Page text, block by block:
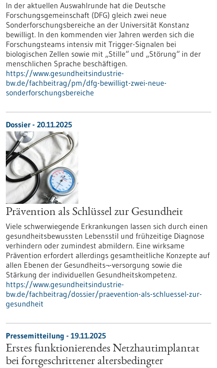
In der aktuellen Auswahlrunde hat die Deutsche
Forschungsgemeinschaft (DFG) gleich zwei neue
Sonderforschungsbereiche an der Universität Konstanz
bewilligt. In den kommenden vier Jahren werden sich die
Forschungsteams intensiv mit Trigger-Signalen bei
biologischen Zellen sowie mit „Stille“ und „Störung“ in der
menschlichen Sprache beschäftigen.
https://www.gesundheitsindustrie-
bw.de/fachbeitrag/pm/dfg-bewilligt-zwei-neue-
sonderforschungsbereiche
Dossier - 20.11.2025
Prävention als Schlüssel zur Gesundheit
Viele schwerwiegende Erkrankungen lassen sich durch einen
gesundheitsbewussten Lebensstil und frühzeitige Diagnose
verhindern oder zumindest abmildern. Eine wirksame
Prävention erfordert allerdings gesamtheitliche Konzepte auf
allen Ebenen der Gesundheits¬-versorgung sowie die
Stärkung der individuellen Gesundheitskompetenz.
https://www.gesundheitsindustrie-
bw.de/fachbeitrag/dossier/praevention-als-schluessel-zur-
gesundheit
Pressemitteilung - 19.11.2025
Erstes funktionierendes Netzhautimplantat
bei fortgeschrittener altersbedingter